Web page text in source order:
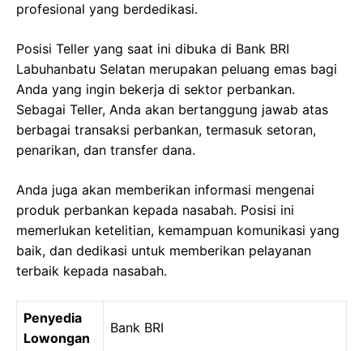
profesional yang berdedikasi.
Posisi Teller yang saat ini dibuka di Bank BRI
Labuhanbatu Selatan merupakan peluang emas bagi
Anda yang ingin bekerja di sektor perbankan.
Sebagai Teller, Anda akan bertanggung jawab atas
berbagai transaksi perbankan, termasuk setoran,
penarikan, dan transfer dana.
Anda juga akan memberikan informasi mengenai
produk perbankan kepada nasabah. Posisi ini
memerlukan ketelitian, kemampuan komunikasi yang
baik, dan dedikasi untuk memberikan pelayanan
terbaik kepada nasabah.
Penyedia
Lowongan
Bank BRI